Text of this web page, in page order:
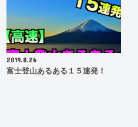
2019.8.26
富士登山あるある１５連発！